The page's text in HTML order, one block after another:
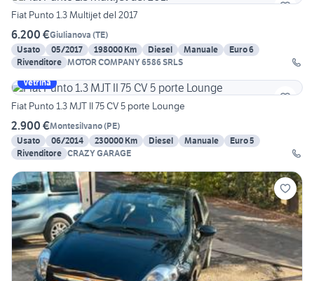
Fiat Punto 1.3 Multijet del 2017
6.200 €Giulianova (TE)
Usato
05/2017 198000 Km Diesel Manuale
Euro 6
Rivenditore MOTOR COMPANY 6586 SRLS
Vetrina
Fiat Punto 1.3 MJT II 75 CV 5 porte Lounge
2.900 €Montesilvano(PE)
Usato
06/2014 230000 Km Diesel Manuale
Euro 5
Rivenditore CRAZY GARAGE